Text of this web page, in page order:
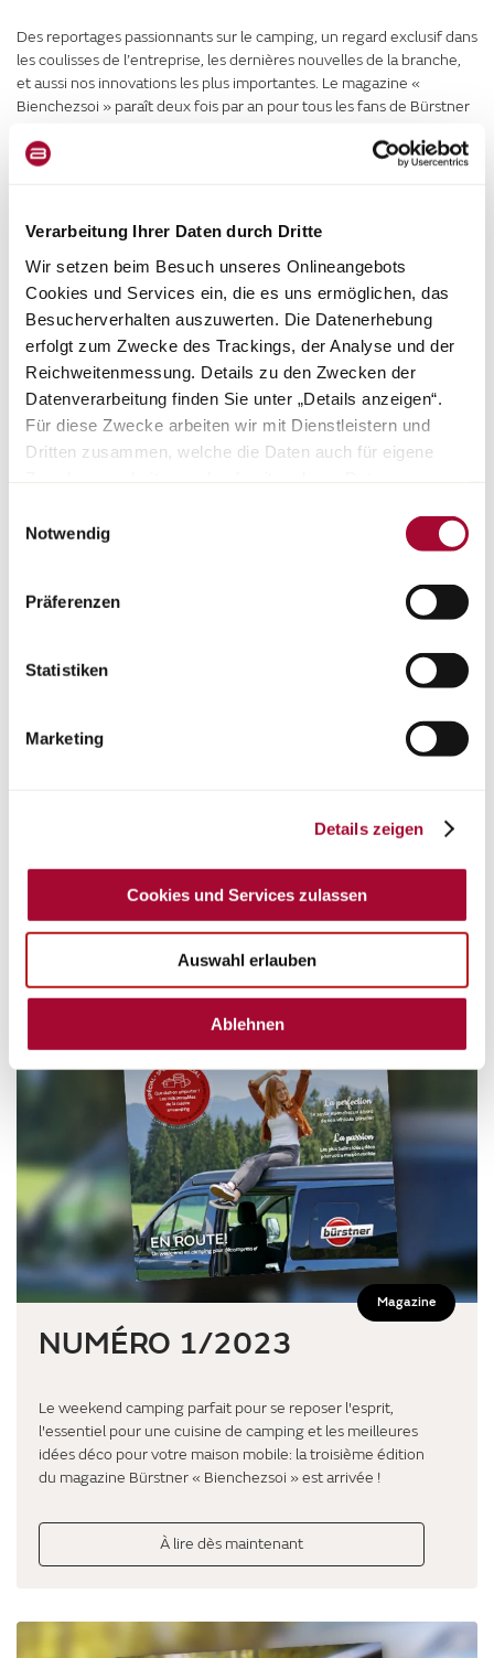
Verarbeitung Ihrer Daten durch Dritte
Wir setzen beim Besuch unseres Onlineangebots
Cookies und Services ein, die es uns ermöglichen, das
Besucherverhalten auszuwerten. Die Datenerhebung
erfolgt zum Zwecke des Trackings, der Analyse und der
Reichweitenmessung. Details zu den Zwecken der
Datenverarbeitung finden Sie unter „Details anzeigen“.
Für diese Zwecke arbeiten wir mit Dienstleistern und
Dritten zusammen, welche die Daten auch für eigene
„Cookies und Services zulassen“ oder durch Auswählen
einzelner Cookies und Services in der Detailansicht
geben Sie Ihre Einwilligung zur Verarbeitung Ihrer Daten
zu den jeweiligen Zwecken. Sie ist freiwillig, für die
widerruflich für die Zukunft durch Anklicken der
Weitere
Notwendig
Präferenzen
Statistiken
Marketing
Details zeigen
Cookies und Services zulassen
Auswahl erlauben
Ablehnen
Des reportages passionnants sur le camping, un regard exclusif dans
les coulisses de l’entreprise, les dernières nouvelles de la branche,
et aussi nos innovations les plus importantes. Le magazine «
Bienchezsoi » paraît deux fois par an pour tous les fans de Bürstner
articles intéressants, des conseils pratiques, ainsi que des
Nouveau magazine
les indispensables pour camper en hiver, 65 ans de
fabrication de caravanes et bien d’autres articles à
À lire dès maintenant
Magazine
NUMÉRO 1/2023
Le weekend camping parfait pour se reposer l'esprit,
l'essentiel pour une cuisine de camping et les meilleures
idées déco pour votre maison mobile: la troisième édition
du magazine Bürstner « Bienchezsoi » est arrivée !
À lire dès maintenant